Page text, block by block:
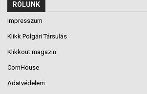
RÓLUNK
Impresszum
Klikk Polgári Társulás
Klikkout magazin
CornHouse
Adatvédelem